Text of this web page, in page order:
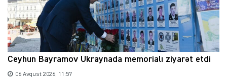
Ceyhun Bayramov Ukraynada memorialı ziyarət etdi
06 Avqust 2026, 11:57